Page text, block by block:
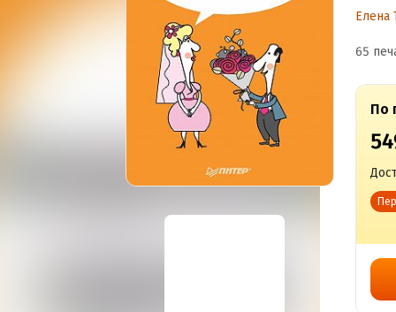
Елена
65
По